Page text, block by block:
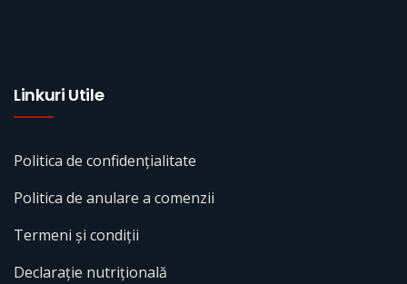
Linkuri Utile
Politica de confidențialitate
Politica de anulare a comenzii
Termeni și condiții
Declarație nutrițională